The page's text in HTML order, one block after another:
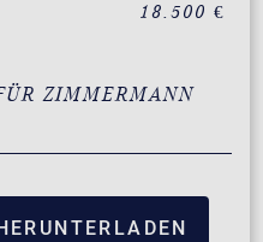
18.500 €
ZIMMERMANN